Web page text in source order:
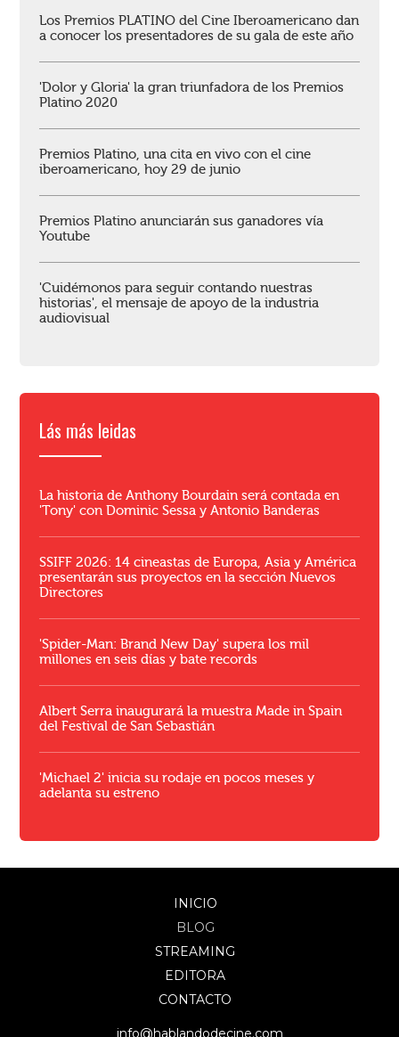
Los Premios PLATINO del Cine Iberoamericano dan
a conocer los presentadores de su gala de este año
'Dolor y Gloria' la gran triunfadora de los Premios
Platino 2020
Premios Platino, una cita en vivo con el cine
iberoamericano, hoy 29 de junio
Premios Platino anunciarán sus ganadores vía
Youtube
'Cuidémonos para seguir contando nuestras
historias', el mensaje de apoyo de la industria
audiovisual
Lás más leidas
La historia de Anthony Bourdain será contada en
'Tony' con Dominic Sessa y Antonio Banderas
SSIFF 2026: 14 cineastas de Europa, Asia y América
presentarán sus proyectos en la sección Nuevos
Directores
'Spider-Man: Brand New Day' supera los mil
millones en seis días y bate records
Albert Serra inaugurará la muestra Made in Spain
del Festival de San Sebastián
'Michael 2' inicia su rodaje en pocos meses y
adelanta su estreno
INICIO
BLOG
STREAMING
EDITORA
CONTACTO
info@hablandodecine.com